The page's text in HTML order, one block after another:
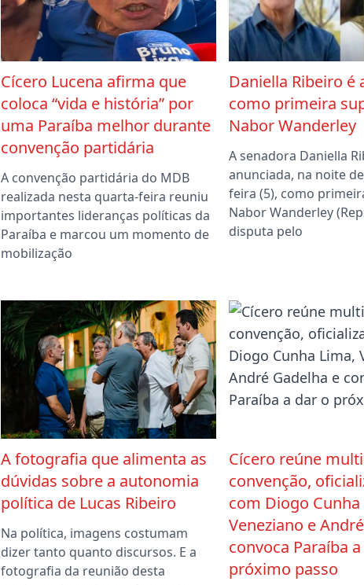
Cícero Lucena afirma que
coloca “vida e história” por
uma Paraíba melhor durante
convenção partidária
A convenção partidária do MDB
realizada nesta quarta-feira reuniu
importantes lideranças políticas da
Paraíba e marcou um momento de
mobilização
Daniella Ribeiro é
como primeira
Nabor Wanderley
A senadora Daniella
anunciada, na noite
feira (5), como
Nabor Wanderley
disputa pelo
A fotografia que alimenta as
dúvidas sobre a autonomia
política de Lucas Ribeiro
Na política, imagens costumam
dizer tanto quanto discursos. E a
fotografia da reunião desta
Cícero reúne
convenção,
com Diogo Cunha
Veneziano e
convoca Paraíba
próximo passo